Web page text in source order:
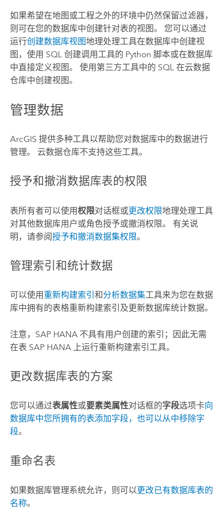
如果希望在地图或工程之外的环境中仍然保留过滤器，
则可在您的数据库中创建针对表的视图。 您可以通过
运行创建数据库视图地理处理工具在数据库中创建视
图，使用 SQL 创建调用工具的 Python 脚本或在数据库
中直接定义视图。 使用第三方工具中的 SQL 在云数据
仓库中创建视图。
管理数据
ArcGIS 提供多种工具以帮助您对数据库中的数据进行
管理。 云数据仓库不支持这些工具。
授予和撤消数据库表的权限
表所有者可以使用权限对话框或更改权限地理处理工具
对其他数据库用户或角色授予或撤消权限。 有关说
明，请参阅授予和撤消数据集权限。
管理索引和统计数据
可以使用 重新构建索引 和 分析数据集工具来为您在数据
库中拥有的表格重新构建索引及更新数据库统计数据。
注意， SAP HANA 不具有用户创建的索引；因此无需
在表 SAP HANA 上运行重新构建索引 工具。
更改数据库表的方案
您可以通过表属性或要素类属性对话框的字段选项卡向
数据库中您所拥有的表添加字段，也可以从中移除字
段。
重命名表
如果数据库管理系统允许，则可以更改已有数据库表的
名称。